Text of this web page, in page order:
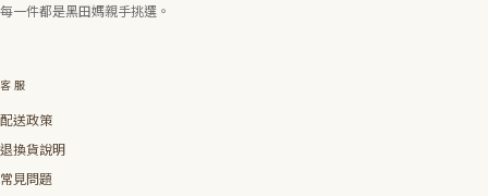
每一件都是黑田媽親手挑選。
客服
配送政策
退換貨說明
常見問題